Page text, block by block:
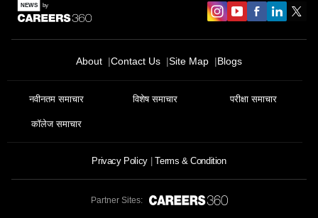
About Contact Us Site Map Blogs
नवीनतम समाचार विशेष समाचार परीक्षा समाचार
कॉलेज समाचार
Privacy Policy Terms & Condition
Partner Sites: